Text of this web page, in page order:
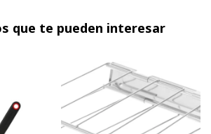
que te pueden interesar